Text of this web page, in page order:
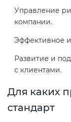
Управление
компании.
Эффективное
Развитие и
с клиентами.
Для каких
стандарт
товаров
Сертификация
Сертификация
Декларация ТР
ТС 009)
по схеме 5Д (ТР